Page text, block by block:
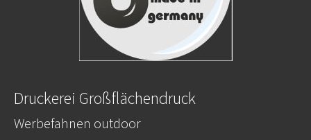
Druckerei Großflächendruck
Werbefahnen outdoor